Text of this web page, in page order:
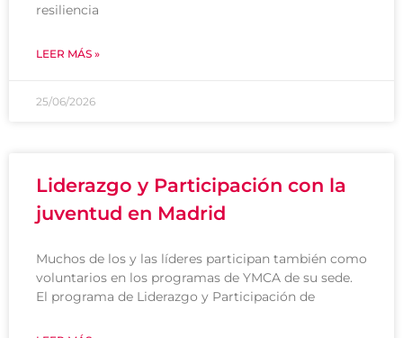
resiliencia
LEER MÁS »
25/06/2026
Liderazgo y Participación con la
juventud en Madrid
Muchos de los y las líderes participan también como
voluntarios en los programas de YMCA de su sede.
El programa de Liderazgo y Participación de